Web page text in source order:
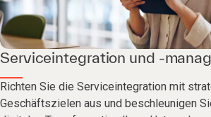
Serviceintegration und -
Richten Sie die Serviceintegration mit
Geschäftszielen aus und beschleunigen